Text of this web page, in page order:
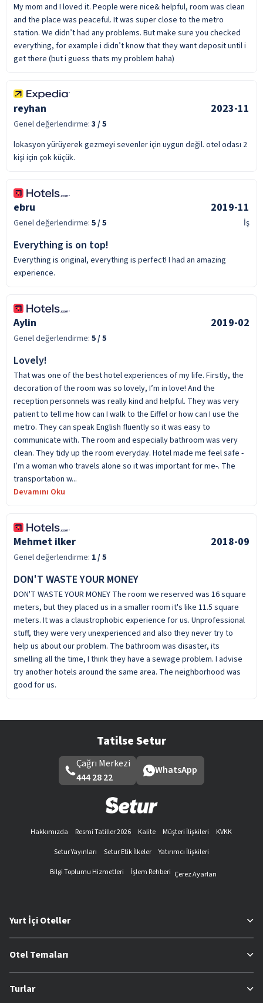
My mom and I loved it. People were nice& helpful, room was clean
and the place was peaceful. It was super close to the metro
station. We didn’t had any problems. But make sure you checked
everything, for example i didn’t know that they want deposit until i
get there (but i guess thats my problem haha)
reyhan 2023-11
Genel değerlendirme: 3 / 5
lokasyon yürüyerek gezmeyi sevenler için uygun değil. otel odası 2
kişi için çok küçük.
ebru 2019-11
Genel değerlendirme: 5/ 5 İş
Everything is on top!
Everything is original, everything is perfect! I had an amazing
experience.
Aylin 2019-02
Genel değerlendirme: 5/ 5
Lovely!
That was one of the best hotel experiences of my life. Firstly, the
decoration of the room was so lovely, I’m in love! And the
reception personnels was really kind and helpful. They was very
patient to tell me how can I walk to the Eiffel or how can I use the
metro. They can speak English fluently so it was easy to
communicate with. The room and especially bathroom was very
clean. They tidy up the room everyday. Hotel made me feel safe -
I’m a woman who travels alone so it was important for me-. The
transportation w...
Devamını Oku
Mehmet ilker 2018-09
Genel değerlendirme: 1/ 5
DON'T WASTE YOUR MONEY
DON'T WASTE YOUR MONEY The room we reserved was 16 square
meters, but they placed us in a smaller room it's like 11.5 square
meters. It was a claustrophobic experience for us. Unprofessional
stuff, they were very unexperienced and also they never try to
help us about our problem. The bathroom was disaster, its
smelling all the time, I think they have a sewage problem. I advise
try another hotels around the same area. The neighborhood was
good for us.
Tatilse Setur
Çağrı Merkezi
444 28 22
WhatsApp
Hakkımızda Resmi Tatiller 2026 Kalite Müşteri İlişkileri
KVKK
Setur Yayınları
Setur Etik İlkeler
Yatırımcı İlişkileri
Bilgi Toplumu Hizmetleri
İşlem Rehberi Çerez Ayarları
Yurt İçi Oteller
Otel Temaları
Turlar